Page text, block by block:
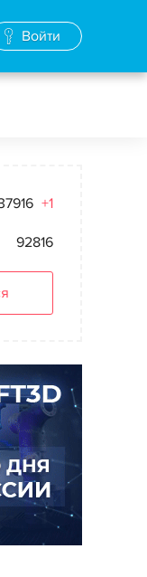
Войти
+1
92816